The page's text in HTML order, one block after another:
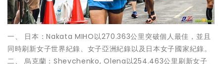
一、 日本：Nakata MIHO以270.363公里突破個人最佳，並且
同時刷新女子世界紀錄、女子亞洲紀錄以及日本女子國家紀錄。
二、 烏克蘭：Shevchenko, Olena以254.463公里刷新女子